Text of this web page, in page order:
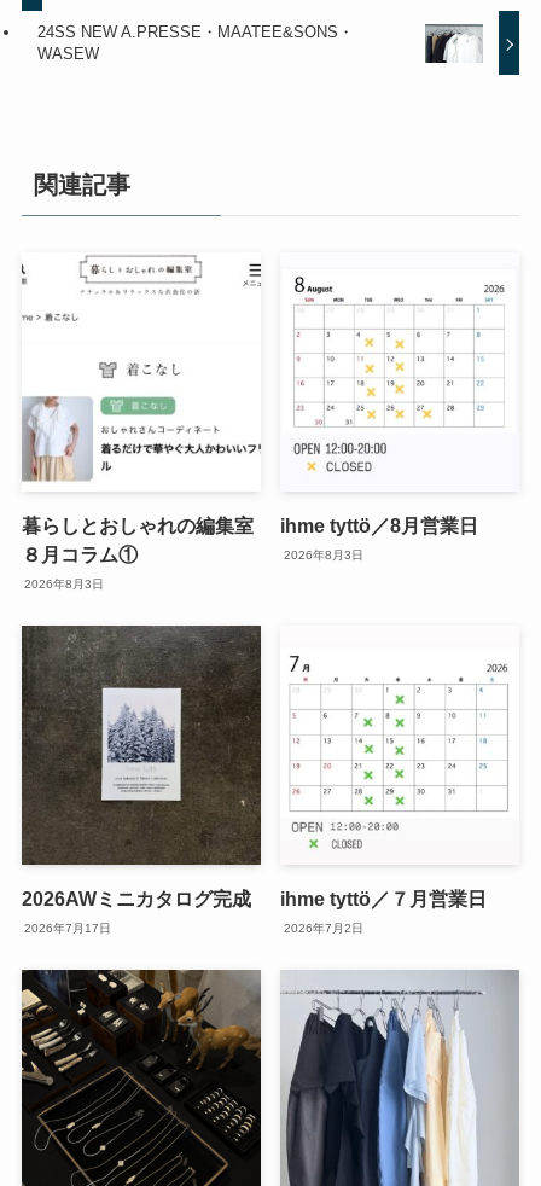
24SS NEW A.PRESSE・MAATEE&SONS・
WASEW
関連記事
暮らしとおしゃれの編集室
８月コラム①
2026年8月3日
ihme tyttö／8月営業日
2026年8月3日
2026AWミニカタログ完成
2026年7月17日
ihme tyttö／７月営業日
2026年7月2日